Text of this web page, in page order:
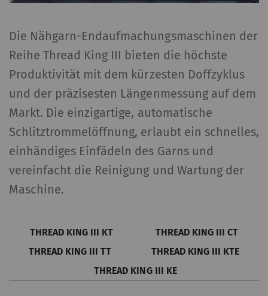
Die Nähgarn-Endaufmachungsmaschinen der
Reihe Thread King III bieten die höchste
Produktivität mit dem kürzesten Doffzyklus
und der präzisesten Längenmessung auf dem
Markt. Die einzigartige, automatische
Schlitztrommelöffnung, erlaubt ein schnelles,
einhändiges Einfädeln des Garns und
vereinfacht die Reinigung und Wartung der
Maschine.
THREAD KING III KT
THREAD KING III CT
THREAD KING III TT
THREAD KING III KTE
THREAD KING III KE